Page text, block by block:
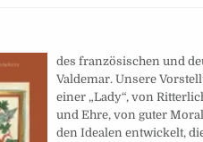
des französischen und
Valdemar. Unsere
einer „Lady“, von
und Ehre, von guter
den Idealen entwickelt,